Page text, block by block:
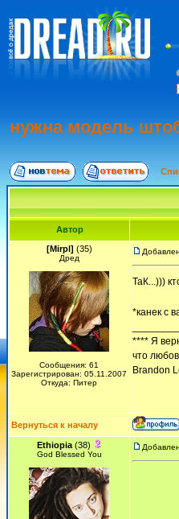
нужна модель
Автор
[Mirpl] (35)
Дред
Сообщения: 61
Зарегистрирован: 05.11.2007
Откуда: Питер
ТаК...)))
*канек с
**** Я
что
Brandon
Вернуться к началу
Ethiopia(38)
God Blessed You